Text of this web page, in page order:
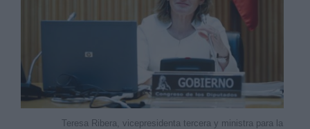
Teresa Ribera, vicepresidenta tercera y ministra para la